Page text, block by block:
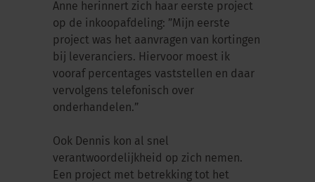
Anne herinnert zich haar eerste project
op de inkoopafdeling: ”Mijn eerste
project was het aanvragen van kortingen
bij leveranciers. Hiervoor moest ik
vooraf percentages vaststellen en daar
vervolgens telefonisch over
onderhandelen.”
Ook Dennis kon al snel
verantwoordelijkheid op zich nemen.
Een project met betrekking tot het